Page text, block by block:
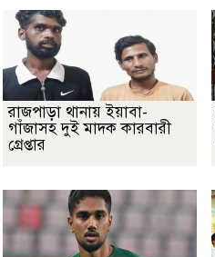
রাজপাড়া থানায় ইয়াবা-
গাঁজাসহ দুই মাদক কারবারী
গ্রেপ্তার